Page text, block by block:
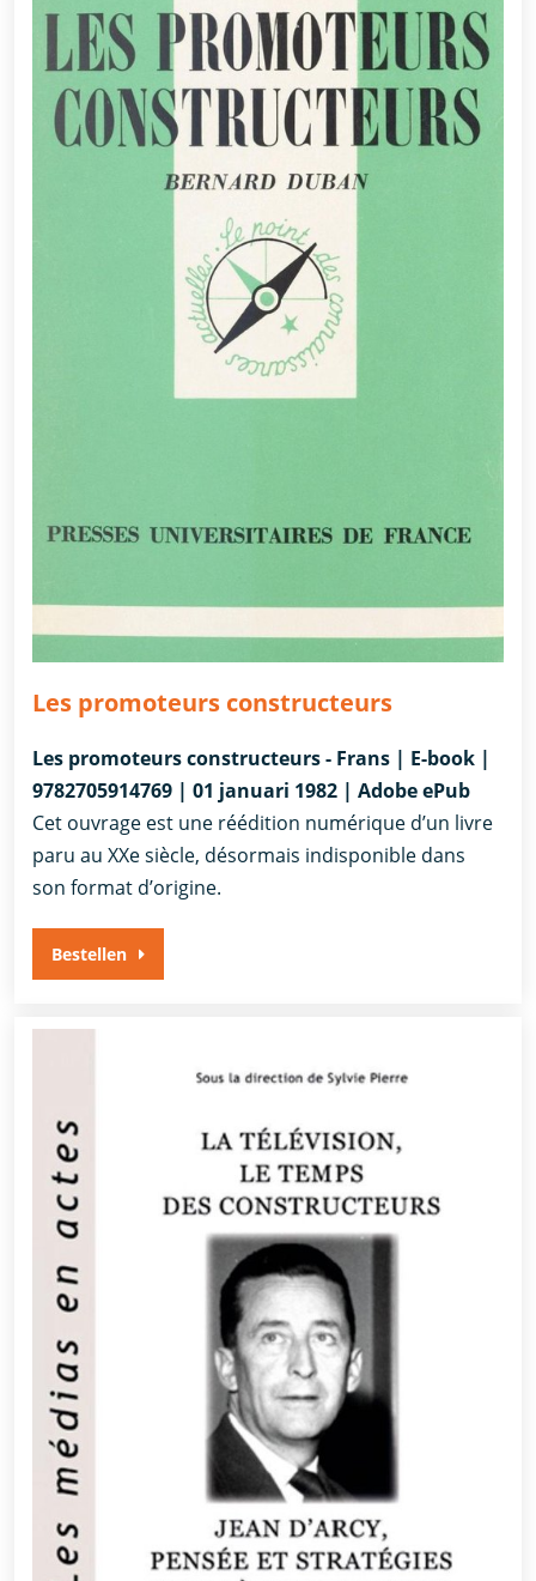
Les promoteurs constructeurs
Les promoteurs constructeurs - Frans | E-book |
9782705914769 | 01 januari 1982 | Adobe ePub
Cet ouvrage est une réédition numérique d’un livre
paru au XXe siècle, désormais indisponible dans
son format d’origine.
Bestellen